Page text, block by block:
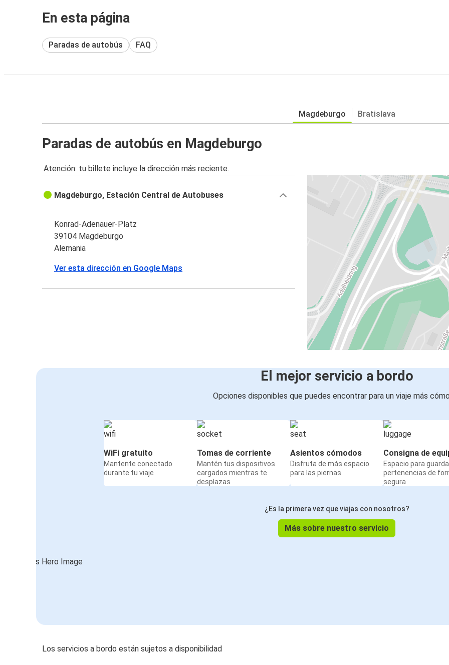
En esta página
Paradas de autobús FAQ
Magdeburgo Bratislava
Paradas de autobús en Magdeburgo
Atención: tu billete incluye la dirección más reciente.
Magdeburgo, Estación Central de Autobuses
Konrad-Adenauer-Platz
39104 Magdeburgo
Alemania
Ver esta dirección en Google Maps
El mejor servicio a bordo
Opciones disponibles que puedes encontrar para un viaje más
WiFi gratuito
Mantente conectado
durante tu viaje
Tomas de corriente
Mantén tus dispositivos
cargados mientras te
desplazas
Asientos cómodos
Disfruta de más espacio
para las piernas
Consigna de
Espacio para
pertenencias de
segura
¿Es la primera vez que viajas con nosotros?
Más sobre nuestro servicio
Los servicios a bordo están sujetos a disponibilidad